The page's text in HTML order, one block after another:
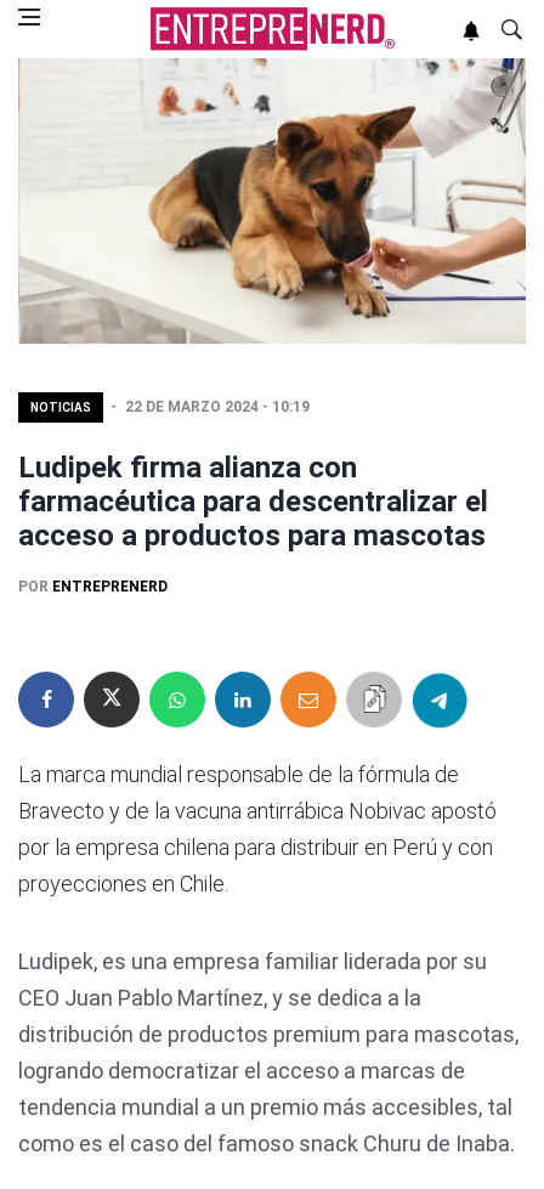
NOTICIAS 22 DE MARZO 2024 - 10:19
Ludipek firma alianza con
farmacéutica para descentralizar el
acceso a productos para mascotas
POR ENTREPRENERD
La marca mundial responsable de la fórmula de
Bravecto y de la vacuna antirrábica Nobivac apostó
por la empresa chilena para distribuir en Perú y con
proyecciones en Chile.
Ludipek, es una empresa familiar liderada por su
CEO Juan Pablo Martínez, y se dedica a la
distribución de productos premium para mascotas,
logrando democratizar el acceso a marcas de
tendencia mundial a un premio más accesibles, tal
como es el caso del famoso snack Churu de Inaba.